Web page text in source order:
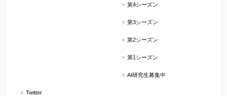
第4シーズン
第3シーズン
第2シーズン
第1シーズン
AI研究生募集中
Twitter